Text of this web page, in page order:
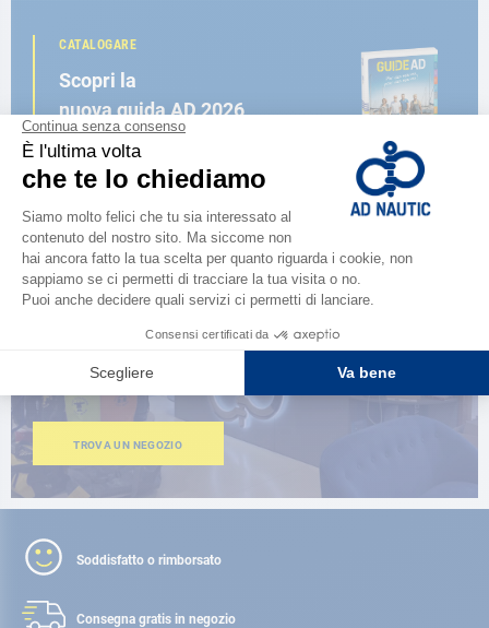
CATALOGARE
Scopri la
nuova guida AD 2026
SFOGLIA IL CATALOGO
VICINO A TE
150 negozi nel mondo,
TROVA UN NEGOZIO
Soddisfatto o rimborsato
Consegna gratis in negozio